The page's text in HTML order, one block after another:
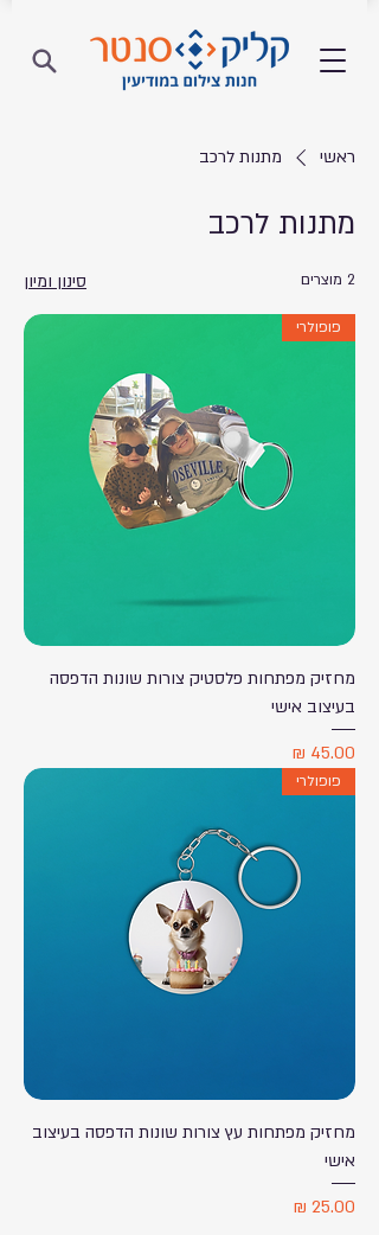
ראשי מתנות לרכב
מתנות לרכב
2 מוצרים סינון ומיון
פופולרי
מחזיק מפתחות פלסטיק צורות שונות הדפסה
בעיצוב אישי
מחיר
פופולרי
מחזיק מפתחות עץ צורות שונות הדפסה בעיצוב
אישי
מחיר